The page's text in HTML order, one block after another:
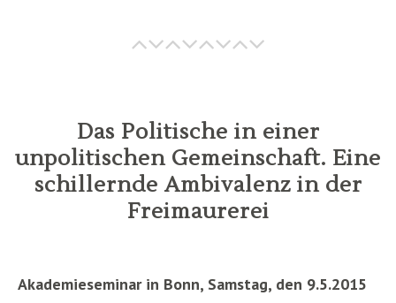
Das Politische in einer
unpolitischen Gemeinschaft. Eine
schillernde Ambivalenz in der
Freimaurerei
Akademieseminar in Bonn, Samstag, den 9.5.2015